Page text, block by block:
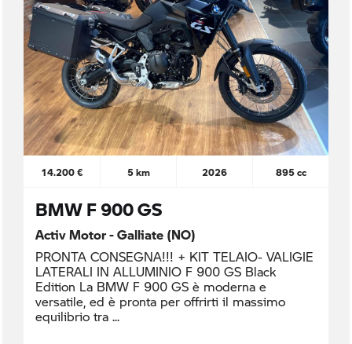
14.200 € 5 km 2026 895 cc
BMW F 900 GS
Activ Motor - Galliate (NO)
PRONTA CONSEGNA!!! + KIT TELAIO- VALIGIE
LATERALI IN ALLUMINIO F 900 GS Black
Edition La BMW F 900 GS è moderna e
versatile, ed è pronta per offrirti il massimo
equilibrio tra